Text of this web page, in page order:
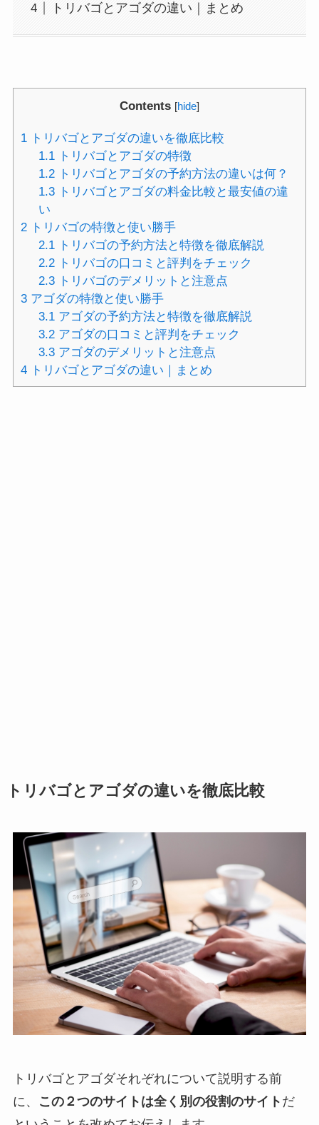
トリバゴとアゴダの違い｜まとめ
Contents [hide]
1トリバゴとアゴダの違いを徹底比較
1.1 トリバゴとアゴダの特徴
1.2 トリバゴとアゴダの予約方法の違いは何？
1.3 トリバゴとアゴダの料金比較と最安値の違
い
2トリバゴの特徴と使い勝手
2.1 トリバゴの予約方法と特徴を徹底解説
2.2 トリバゴの口コミと評判をチェック
2.3 トリバゴのデメリットと注意点
3アゴダの特徴と使い勝手
3.1 アゴダの予約方法と特徴を徹底解説
3.2 アゴダの口コミと評判をチェック
3.3 アゴダのデメリットと注意点
4トリバゴとアゴダの違い｜まとめ
トリバゴとアゴダの違いを徹底比較
トリバゴとアゴダそれぞれについて説明する前
に、
この２つのサイトは全く別の役割のサイト だ